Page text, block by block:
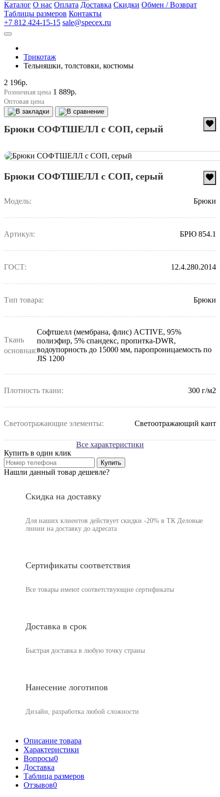
Каталог О нас Оплата Доставка Скидки Обмен / Возврат
Таблицы размеров Контакты
+7 812 424-15-15 sale@specex.ru
Трикотаж
Тельняшки, толстовки, костюмы
2 196р.
Розничная цена 1 889р.
Оптовая цена
Брюки СОФТШЕЛЛ с СОП, серый
Брюки СОФТШЕЛЛ с СОП, серый
Модель: Брюки
Артикул: БРЮ 854.1
ГОСТ: 12.4.280.2014
Тип товара: Брюки
Ткань
основная:
Софтшелл (мембрана, флис) ACTIVE, 95%
полиэфир, 5% спандекс, пропитка-DWR,
водоупорность до 15000 мм, паропроницаемость по
JIS 1200
Плотность ткани: 300 г/м2
Светоотражающие элементы: Светоотражающий кант
Все характеристики
Купить в один клик
Купить
Нашли данный товар дешевле?
Скидка на доставку
Для наших клиентов действует скидки -20% в ТК Деловые
линии на доставку до адресата
Сертификаты соответствия
Все товары имеют соответствующие сертификаты
Доставка в срок
Быстрая доставка в любую точку страны
Нанесение логотипов
Дизайн, разработка любой сложности
Описание товара
Характеристики
Вопросы0
Доставка
Таблица размеров
Отзывов0